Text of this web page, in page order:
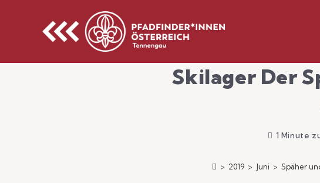
Skilager Der
1 Minute
> 2019 > Juni > Späher